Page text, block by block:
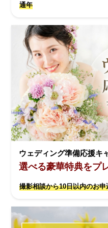
通年
ウェディング準備応援キ
選べる豪華特典をプ
撮影相談から10日以内のお申